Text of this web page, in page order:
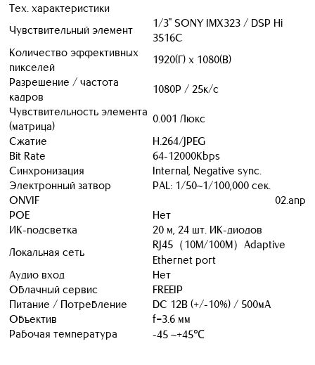
Тех. характеристики
Чувствительный элемент
1/3" SONY IMX323 / DSP Hi
3516C
Количество эффективных
пикселей
1920(Г) x 1080(В)
Разрешение / частота
кадров
1080P / 25к/с
Чувствительность элемента
(матрица)
0.001 Люкс
Сжатие
H.264/JPEG
Bit Rate
64-12000Kbps
Синхронизация
Internal, Negative sync.
Электронный затвор
PAL: 1/50~1/100,000 сек.
ONVIF
02.апр
POE
Нет
ИК-подсветка
20 м, 24 шт. ИК-диодов
Локальная сеть
RJ45（10M/100M）Adaptive
Ethernet port
Аудио вход
Нет
Облачный сервис
FREEIP
Питание / Потребление
DC 12В (+/-10%) / 500мА
Объектив
f=3.6 мм
Рабочая температура
-45 ~+45℃